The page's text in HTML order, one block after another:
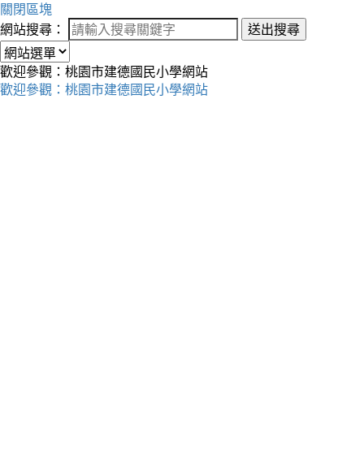
關閉區塊
網站搜尋：
送出搜尋
歡迎參觀：桃園市建德國民小學網站
歡迎參觀：桃園市建德國民小學網站